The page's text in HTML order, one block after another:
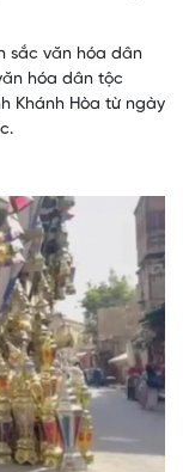
sắc văn hóa dân
hóa dân tộc
Khánh Hòa từ ngày